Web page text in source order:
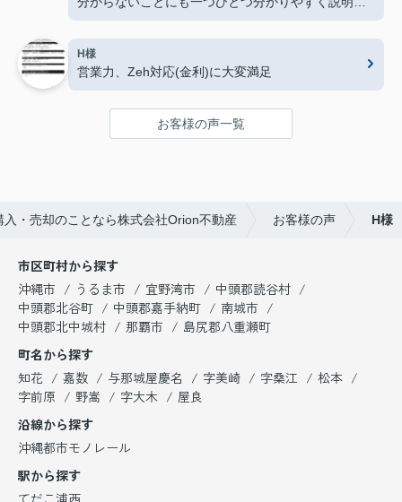
てくださり、安心して契約まで進めることができま
した。
常にこちらの立場で考えてくださる姿勢がとても印
象的でした。不動産の購入や売却を検討している方
に、ぜひおすすめしたい会社です。今後も何かあれ
ばぜひお願いしたいと思います。
H様
営業力、Zeh対応(金利)に大変満足
お客様の声一覧
・売却のことなら株式会社Orion不動産 お客様の声 H様
市区町村から探す
沖縄市
うるま市 宜野湾市
中頭郡読谷村
中頭郡北谷町
中頭郡嘉手納町
南城市
中頭郡北中城村
那覇市
島尻郡八重瀬町
町名から探す
知花
嘉数 与那城屋慶名 字美崎 字桑江
松本
字前原
野嵩 字大木
屋良
沿線から探す
沖縄都市モノレール
駅から探す
てだこ浦西